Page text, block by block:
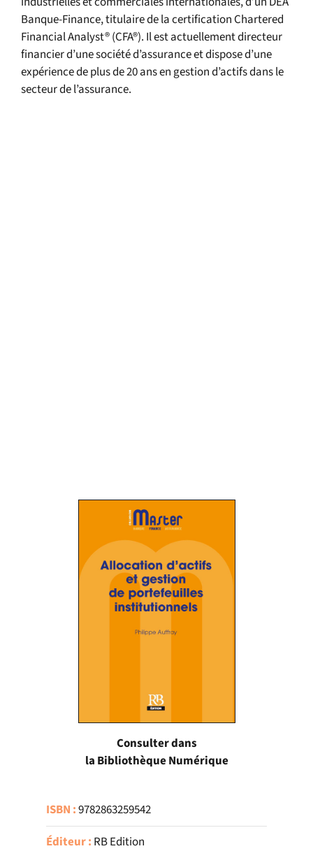
Banque-Finance, titulaire de la certification Chartered
Financial Analyst® (CFA®). Il est actuellement directeur
financier d’une société d’assurance et dispose d’une
expérience de plus de 20 ans en gestion d’actifs dans le
secteur de l’assurance.
Consulter dans
la Bibliothèque Numérique
ISBN :9782863259542
Éditeur : RB Edition